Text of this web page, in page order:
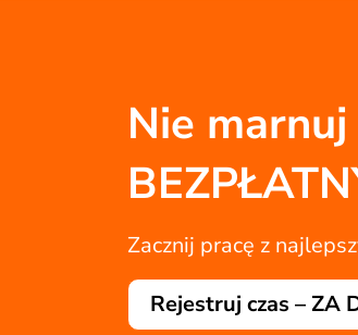
Nie
Zacznij pracę z
Rejestruj czas – ZA